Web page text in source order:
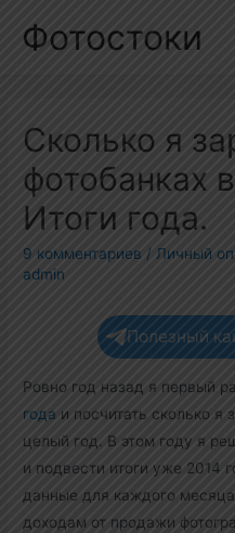
Фотостоки
Сколько я
фотобанках
Итоги года.
9 комментариев / Личный
admin
Полезный
Ровно год назад я первый
года и посчитать сколько я
целый год. В этом году я
и подвести итоги уже 2014
данные для каждого
доходам от продажи